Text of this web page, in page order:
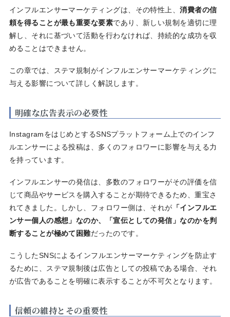
インフルエンサーマーケティングは、その特性上、消費者の信
頼を得ることが最も重要な要素であり、新しい規制を適切に理
解し、それに基づいて活動を行わなければ、持続的な成功を収
めることはできません。
この章では、ステマ規制がインフルエンサーマーケティングに
与える影響について詳しく解説します。
明確な広告表示の必要性
InstagramをはじめとするSNSプラットフォーム上でのインフ
ルエンサーによる投稿は、多くのフォロワーに影響を与える力
を持っています。
インフルエンサーの発信は、多数のフォロワーがその評価を信
じて商品やサービスを購入することが期待できるため、重宝さ
れてきました。しかし、フォロワー側は、それが 「インフルエ
ンサー個人の感想」なのか、「宣伝としての発信」なのかを判
断することが極めて困難だったのです。
こうしたSNSによるインフルエンサーマーケティングを防止す
るために、ステマ規制後は広告としての投稿である場合、それ
が広告であることを明確に表示することが不可欠となります。
信頼の維持とその重要性